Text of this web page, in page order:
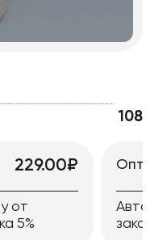
108
229.00₽
от
5%